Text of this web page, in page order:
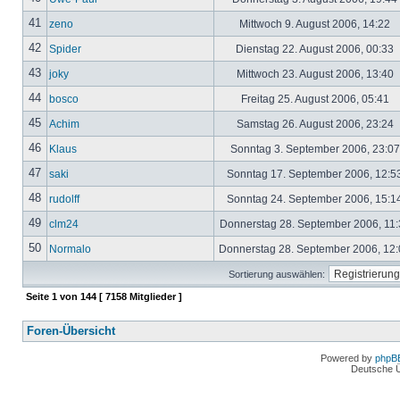
41 zeno Mittwoch 9. August 2006, 14:22
42 Spider Dienstag 22. August 2006, 00:33
43 joky Mittwoch 23. August 2006, 13:40
44 bosco Freitag 25. August 2006, 05:41
45 Achim Samstag 26. August 2006, 23:24
46 Klaus Sonntag 3. September 2006,
47 saki Sonntag 17. September 2006,
48 rudolff Sonntag 24. September 2006,
49 clm24 Donnerstag 28. September 2006,
50 Normalo Donnerstag 28. September 2006,
Sortierung auswählen:
Seite 1 von 144 [ 7158 Mitglieder ]
Foren-Übersicht
Powered by
Deutsche